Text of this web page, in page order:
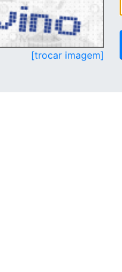
[trocar imagem]